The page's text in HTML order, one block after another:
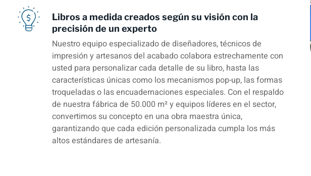
Libros a medida creados según su visión con la
precisión de un experto
Nuestro equipo especializado de diseñadores, técnicos de
impresión y artesanos del acabado colabora estrechamente con
usted para personalizar cada detalle de su libro, hasta las
características únicas como los mecanismos pop-up, las formas
troqueladas o las encuadernaciones especiales. Con el respaldo
de nuestra fábrica de 50.000 m² y equipos líderes en el sector,
convertimos su concepto en una obra maestra única,
garantizando que cada edición personalizada cumpla los más
altos estándares de artesanía.